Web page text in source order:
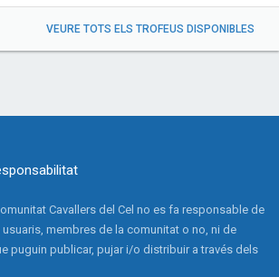
VEURE TOTS ELS TROFEUS DISPONIBLES
Cavallers del Cel no es fa responsable de
membres de la comunitat o no, ni de
puguin publicar, pujar i/o distribuir a través dels